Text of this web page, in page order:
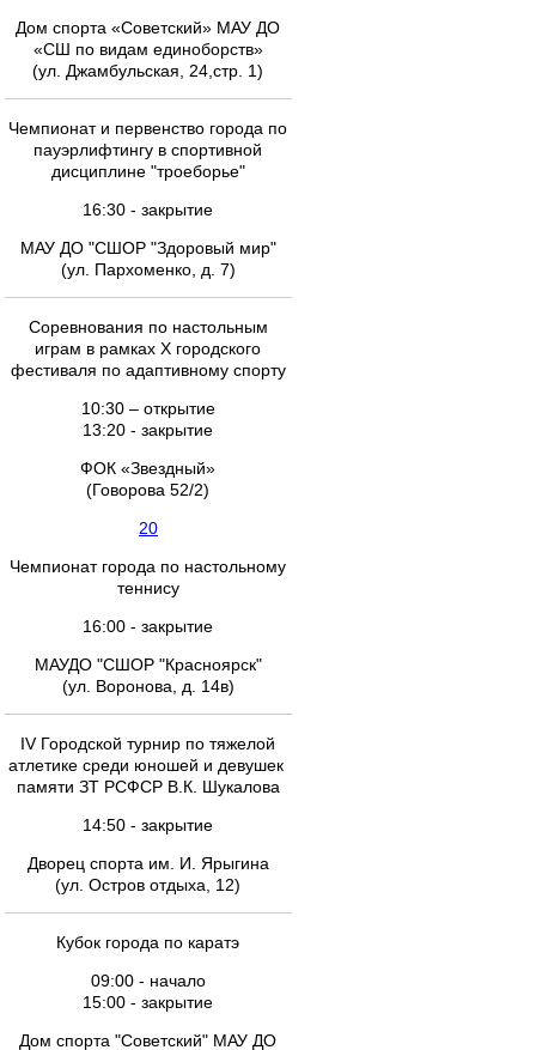
Дом спорта «Советский» МАУ ДО
«СШ по видам единоборств»
(ул. Джамбульская, 24,стр. 1)
Чемпионат и первенство города по
пауэрлифтингу в спортивной
дисциплине "троеборье"
16:30 - закрытие
МАУ ДО "СШОР "Здоровый мир"
(ул. Пархоменко, д. 7)
Соревнования по настольным
играм в рамках X городского
фестиваля по адаптивному спорту
10:30 – открытие
13:20 - закрытие
ФОК «Звездный»
(Говорова 52/2)
20
Чемпионат города по настольному
теннису
16:00 - закрытие
МАУДО "СШОР "Красноярск"
(ул. Воронова, д. 14в)
IV Городской турнир по тяжелой
атлетике среди юношей и девушек
памяти ЗТ РСФСР В.К. Шукалова
14:50 - закрытие
Дворец спорта им. И. Ярыгина
(ул. Остров отдыха, 12)
Кубок города по каратэ
09:00 - начало
15:00 - закрытие
Дом спорта "Советский" МАУ ДО